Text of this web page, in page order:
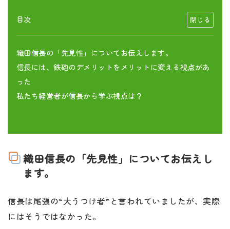
目次
織田信長の「先見性」についてお伝えします。
信長には、鉄砲のデメリットをメリットに変える視点があ
った
私たち経営者が信長から学ぶ視点は？
織田信長の「先見性」についてお伝えし
ます。
信長は尾張の“大うつけ者”と言われていましたが、実際
にはそうではなかった。